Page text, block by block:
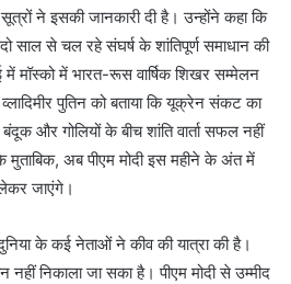
ने इसकी जानकारी दी है। उन्होंने कहा कि
दो साल से चल रहे संघर्ष के शांतिपूर्ण समाधान की
मॉस्को में भारत-रूस वार्षिक शिखर सम्मेलन
व्लादिमीर पुतिन को बताया कि यूक्रेन संकट का
और गोलियों के बीच शांति वार्ता सफल नहीं
मुताबिक, अब पीएम मोदी इस महीने के अंत में
जाएंगे।
के कई नेताओं ने कीव की यात्रा की है।
नहीं निकाला जा सका है। पीएम मोदी से उम्मीद